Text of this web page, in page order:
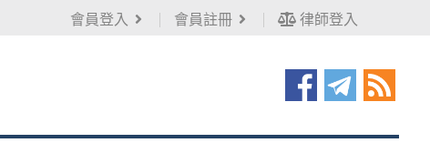
會員登入 會員註冊 律師登入